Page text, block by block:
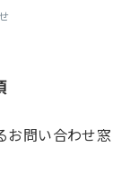
お問い合わせ窓